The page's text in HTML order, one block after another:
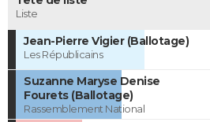
Liste
Jean-Pierre Vigier (Ballotage)
Les Républicains
Suzanne Maryse Denise
Fourets (Ballotage)
Rassemblement National